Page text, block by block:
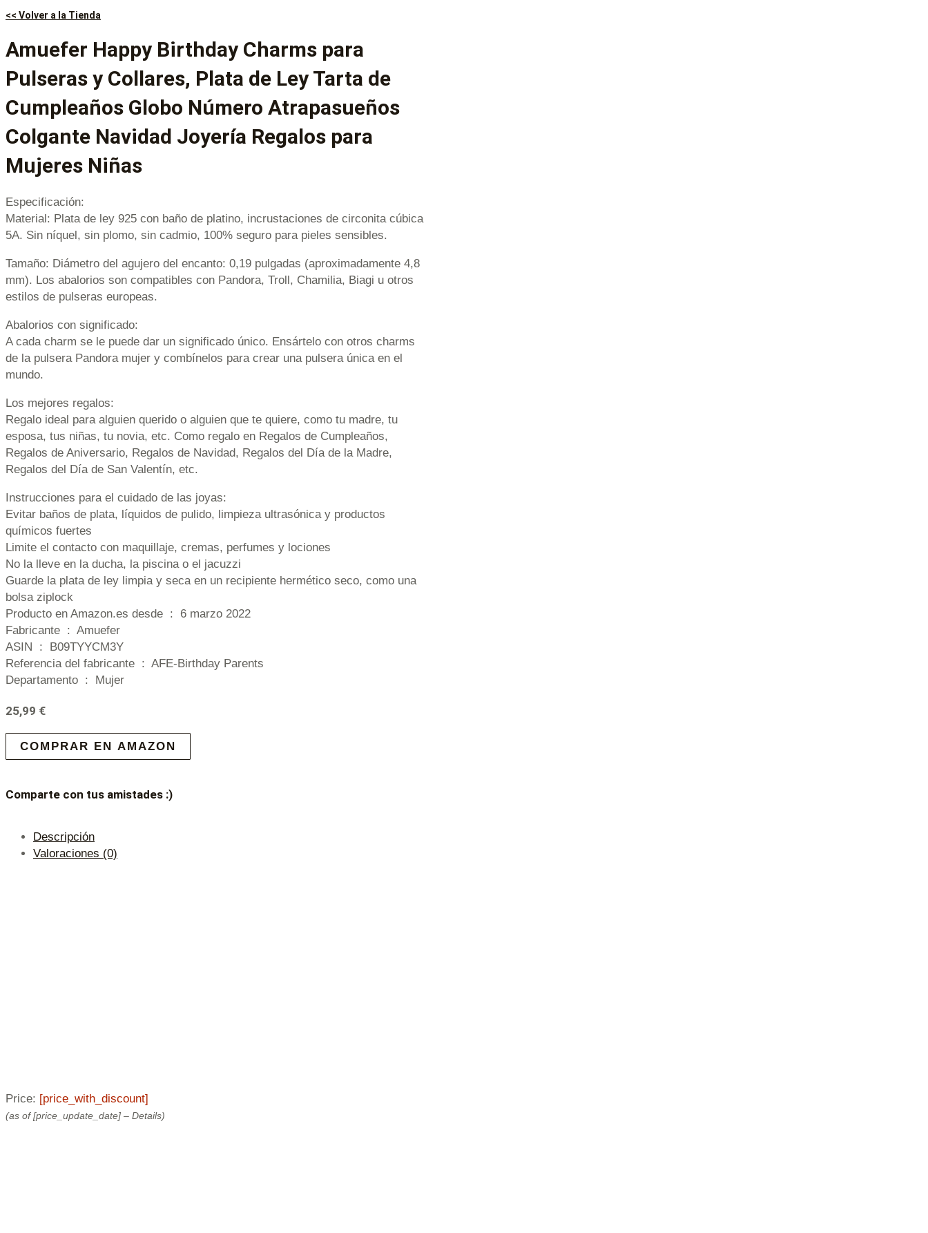
<< Volver a la Tienda
Amuefer Happy Birthday Charms para
Pulseras y Collares, Plata de Ley Tarta de
Cumpleaños Globo Número Atrapasueños
Colgante Navidad Joyería Regalos para
Mujeres Niñas
Especificación:
Material: Plata de ley 925 con baño de platino, incrustaciones de circonita cúbica
5A. Sin níquel, sin plomo, sin cadmio, 100% seguro para pieles sensibles.
Tamaño: Diámetro del agujero del encanto: 0,19 pulgadas (aproximadamente 4,8
mm). Los abalorios son compatibles con Pandora, Troll, Chamilia, Biagi u otros
estilos de pulseras europeas.
Abalorios con significado:
A cada charm se le puede dar un significado único. Ensártelo con otros charms
de la pulsera Pandora mujer y combínelos para crear una pulsera única en el
mundo.
Los mejores regalos:
Regalo ideal para alguien querido o alguien que te quiere, como tu madre, tu
esposa, tus niñas, tu novia, etc. Como regalo en Regalos de Cumpleaños,
Regalos de Aniversario, Regalos de Navidad, Regalos del Día de la Madre,
Regalos del Día de San Valentín, etc.
Instrucciones para el cuidado de las joyas:
Evitar baños de plata, líquidos de pulido, limpieza ultrasónica y productos
químicos fuertes
Limite el contacto con maquillaje, cremas, perfumes y lociones
No la lleve en la ducha, la piscina o el jacuzzi
Guarde la plata de ley limpia y seca en un recipiente hermético seco, como una
bolsa ziplock
Producto en Amazon.es desde ‏ : ‎ 6 marzo 2022
Fabricante ‏ : ‎ Amuefer
ASIN ‏ : ‎ B09TYYCM3Y
Referencia del fabricante ‏ : ‎ AFE-Birthday Parents
Departamento ‏ : ‎ Mujer
25,99 €
COMPRAR EN AMAZON
Comparte con tus amistades :)
Descripción
Valoraciones (0)
Price: [price_with_discount]
(as of [price_update_date] – Details)